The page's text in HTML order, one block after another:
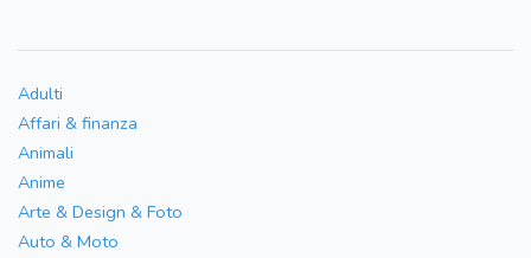
Adulti
Affari & finanza
Animali
Anime
Arte & Design & Foto
Auto & Moto